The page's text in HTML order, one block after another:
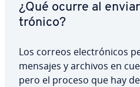
¿Qué ocurre al
tró­ni­co?
Los correos ele­c­tró­ni­cos
mensajes y archivos en
pero el proceso que hay